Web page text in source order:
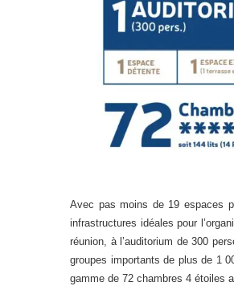
Avec pas moins de 19 espaces
infrastructures idéales pour
réunion, à l’auditorium de 300
groupes importants de plus de 1
gamme de 72 chambres 4 étoiles